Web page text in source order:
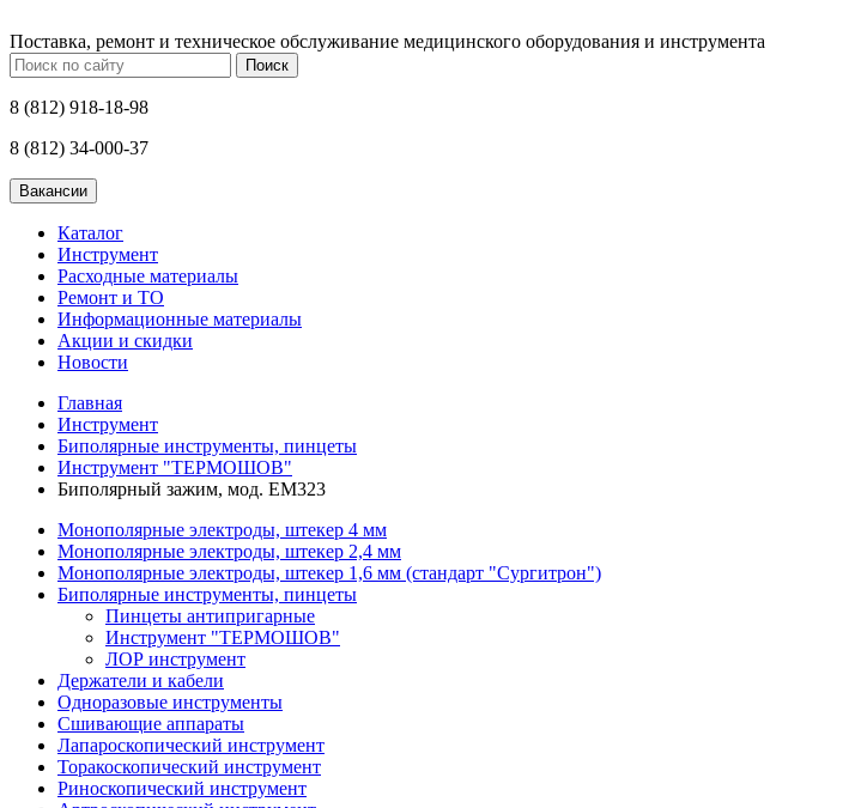
Поставка, ремонт и техническое обслуживание медицинского оборудования и инструмента
Поиск
8 (812) 918-18-98
8 (812) 34-000-37
Каталог
Инструмент
Расходные материалы
Ремонт и ТО
Информационные материалы
Акции и скидки
Новости
Главная
Инструмент
Биполярные инструменты, пинцеты
Инструмент "ТЕРМОШОВ"
Биполярный зажим, мод. ЕМ323
Монополярные электроды, штекер 4 мм
Монополярные электроды, штекер 2,4 мм
Монополярные электроды, штекер 1,6 мм (стандарт "Сургитрон")
Биполярные инструменты, пинцеты
Пинцеты антипригарные
Инструмент "ТЕРМОШОВ"
ЛОР инструмент
Держатели и кабели
Одноразовые инструменты
Сшивающие аппараты
Лапароскопический инструмент
Торакоскопический инструмент
Риноскопический инструмент